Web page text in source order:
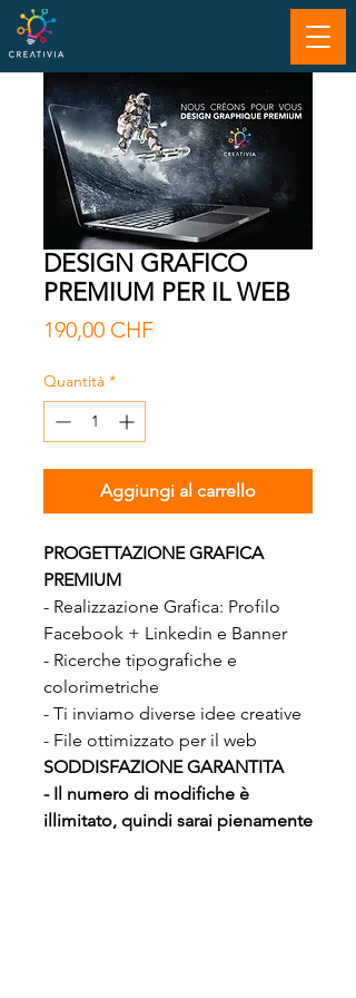
DESIGN GRAFICO
PREMIUM PER IL WEB
190,00 CHFPrezzo
Quantità *
Aggiungi al carrello
PROGETTAZIONE GRAFICA
PREMIUM
- Realizzazione Grafica: Profilo
Facebook + Linkedin e Banner
- Ricerche tipografiche e
colorimetriche
- Ti inviamo diverse idee creative
- File ottimizzato per il web
SODDISFAZIONE GARANTITA
- Il numero di modifiche è
illimitato, quindi sarai pienamente